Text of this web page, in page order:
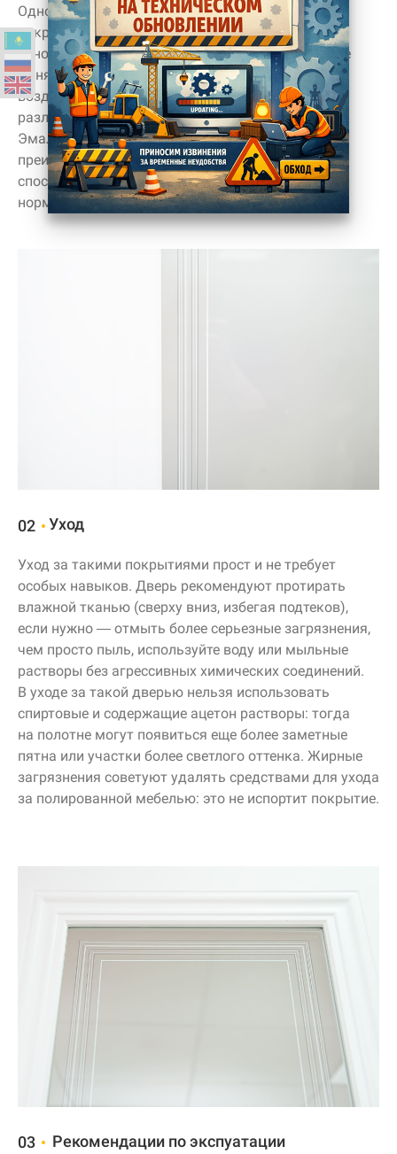
Одно из главных преимуществ эмалированного
покрытия в том, что оно обладает повышенной
износостойкостью и влагоустойчивостью. Оно не
меняет первоначальный цвет под длительным
воздействием ультрафиолета, его можно мыть
различными моющими бытовыми средствами.
Эмалированное покрытие имеет среди своих
преимуществ не только долговечность, но и
способность удовлетворить санитарные нормы и
нормы гигиены, приемлемую цену.
02 Уход
Уход за такими покрытиями прост и не требует
особых навыков. Дверь рекомендуют протирать
влажной тканью (сверху вниз, избегая подтеков),
если нужно — отмыть более серьезные загрязнения,
чем просто пыль, используйте воду или мыльные
растворы без агрессивных химических соединений.
В уходе за такой дверью нельзя использовать
спиртовые и содержащие ацетон растворы: тогда
на полотне могут появиться еще более заметные
пятна или участки более светлого оттенка. Жирные
загрязнения советуют удалять средствами для ухода
за полированной мебелью: это не испортит покрытие.
03 Рекомендации по экспуатации